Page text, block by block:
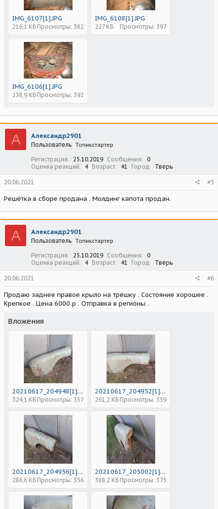
IMG_6107[1].JPG
216,1 КБ Просмотры: 382
IMG_6108[1].JPG
227 КБ Просмотры: 397
IMG_6106[1].JPG
238,9 КБ Просмотры: 392
А Александр2901
Пользователь Топикстартер
Регистрация 25.10.2019 Сообщения
0
Оценка реакций
4 Возраст 41 Город Тверь
20.06.2021 #5
Решётка в сборе продана . Молдинг капота продан.
А Александр2901
Пользователь Топикстартер
Регистрация 25.10.2019 Сообщения
0
Оценка реакций
4 Возраст 41 Город Тверь
20.06.2021 #6
Продаю заднее правое крыло на трёшку . Состояние хорошее .
Крепкое . Цена 6000 р . Отправка в регионы .
Вложения
20210617_204948[1].jpg
324,1 КБ Просмотры: 357
20210617_204952[1].jpg
261,2 КБ Просмотры: 359
20210617_204956[1].jpg
286,6 КБ Просмотры: 356
20210617_205002[1].jpg
388,2 КБ Просмотры: 375